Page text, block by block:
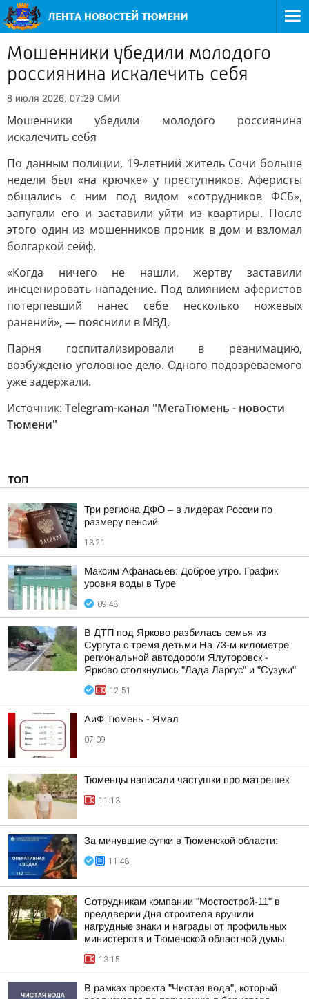
Мошенники убедили молодого
россиянина искалечить себя
8 июля 2026, 07:29 СМИ
Мошенники убедили молодого россиянина
искалечить себя
По данным полиции, 19-летний житель Сочи больше
недели был «на крючке» у преступников. Аферисты
общались с ним под видом «сотрудников ФСБ»,
запугали его и заставили уйти из квартиры. После
этого один из мошенников проник в дом и взломал
болгаркой сейф.
«Когда ничего не нашли, жертву заставили
инсценировать нападение. Под влиянием аферистов
потерпевший нанес себе несколько ножевых
ранений», — пояснили в МВД.
Парня госпитализировали в реанимацию,
возбуждено уголовное дело. Одного подозреваемого
уже задержали.
Источник: Telegram-канал "МегаТюмень - новости
Тюмени"
ТОП
Три региона ДФО – в лидерах России по
размеру пенсий
13:21
Максим Афанасьев: Доброе утро. График
уровня воды в Туре
09:48
В ДТП под Ярково разбилась семья из
Сургута с тремя детьми На 73-м километре
региональной автодороги Ялуторовск -
Ярково столкнулись "Лада Ларгус" и "Сузуки"
12:51
АиФ Тюмень - Ямал
07:09
Тюменцы написали частушки про матрешек
11:13
За минувшие сутки в Тюменской области:
11:48
Сотрудникам компании "Мостострой-11" в
преддверии Дня строителя вручили
нагрудные знаки и награды от профильных
министерств и Тюменской областной думы
13:15
В рамках проекта "Чистая вода", который